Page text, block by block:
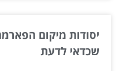
יסודות מיקום
שכדאי לדעת